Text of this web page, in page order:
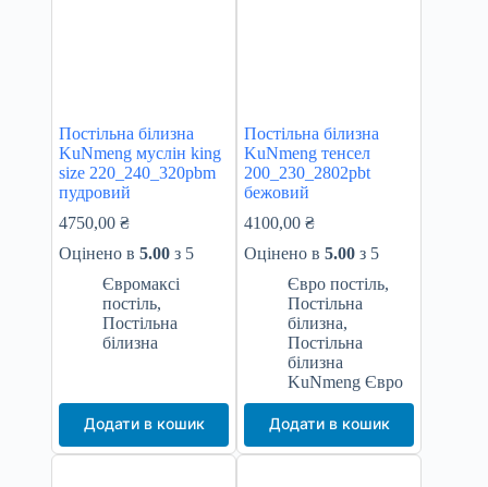
Постільна білизна
KuNmeng муслін king
size 220_240_320pbm
пудровий
4750,00₴
Оцінено в5.00 з 5
Євромаксі
постіль,
Постільна
білизна
Додати в кошик
Постільна білизна
KuNmeng тенсел
200_230_2802pbt
бежовий
4100,00₴
Оцінено в5.00 з 5
Євро постіль,
Постільна
білизна,
Постільна
білизна
KuNmeng Євро
Додати в кошик